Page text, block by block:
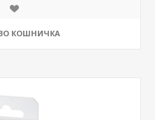
КОШНИЧКА